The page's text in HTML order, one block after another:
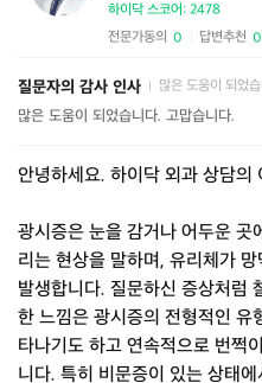
하이닥 스코어: 2478
전문가동의 0 답변추천 0
질문자의 감사 인사 많은 도움이 되었
많은 도움이 되었습니다. 고맙습니다.
안녕하세요. 하이닥 외과 상담의
광시증은 눈을 감거나 어두운 곳
리는 현상을 말하며, 유리체가
발생합니다. 질문하신 증상처럼
한 느낌은 광시증의 전형적인 유
타나기도 하고 연속적으로 번쩍
니다. 특히 비문증이 있는 상태